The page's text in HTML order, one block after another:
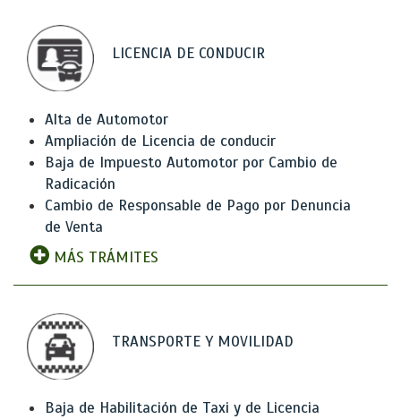
LICENCIA DE CONDUCIR
Alta de Automotor
Ampliación de Licencia de conducir
Baja de Impuesto Automotor por Cambio de
Radicación
Cambio de Responsable de Pago por Denuncia
de Venta
MÁS TRÁMITES
TRANSPORTE Y MOVILIDAD
Baja de Habilitación de Taxi y de Licencia